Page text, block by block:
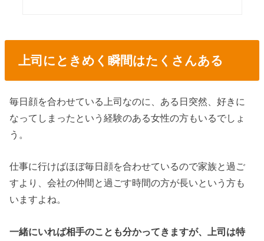
上司にときめく瞬間はたくさんある
毎日顔を合わせている上司なのに、ある日突然、好きに
なってしまったという経験のある女性の方もいるでしょ
う。
仕事に行けばほぼ毎日顔を合わせているので家族と過ご
すより、会社の仲間と過ごす時間の方が長いという方も
いますよね。
一緒にいれば相手のことも分かってきますが、上司は特